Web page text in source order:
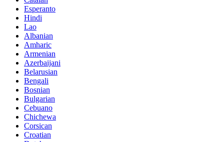
Esperanto
Hindi
Lao
Albanian
Amharic
Armenian
Azerbaijani
Belarusian
Bengali
Bosnian
Bulgarian
Cebuano
Chichewa
Corsican
Croatian